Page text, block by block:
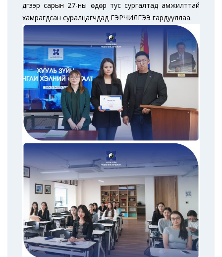
дүгээр сарын 27-ны өдөр тус сургалтад амжилттай
хамрагдсан суралцагчдад ГЭРЧИЛГЭЭ гардууллаа.